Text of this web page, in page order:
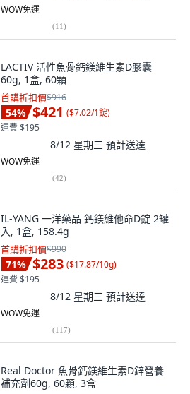
WOW免運
(11)
LACTIV 活性魚骨鈣鎂維生素D膠囊
60g, 1盒, 60顆
首購折扣價$916
54% $421 ($7.02/1錠)
運費 $195
8/12 星期三 預計送達
WOW免運
(42)
IL-YANG 一洋藥品 鈣鎂維他命D錠 2罐
入, 1盒, 158.4g
首購折扣價$990
71% $283 ($17.87/10g)
運費 $195
8/12 星期三 預計送達
WOW免運
(117)
Real Doctor 魚骨鈣鎂維生素D鋅營養
補充劑60g, 60顆, 3盒